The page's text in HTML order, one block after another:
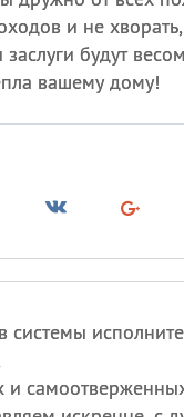
и не хворать,
заслуги будут
вашему дому!
системы
и